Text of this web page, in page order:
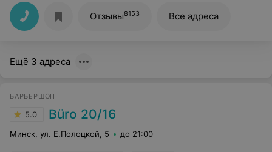
Отзывы8153 Все адреса
Ещё 3 адреса
БАРБЕРШОП
5.0 Büro 20/16
Минск, ул. Е.Полоцкой, 5 до 21:00